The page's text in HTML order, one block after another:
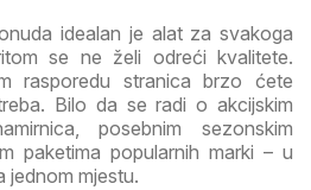
idealan je alat za svakoga
se ne želi odreći kvalitete.
rasporedu stranica brzo ćete
Bilo da se radi o akcijskim
posebnim sezonskim
paketima popularnih marki – u
jednom mjestu.